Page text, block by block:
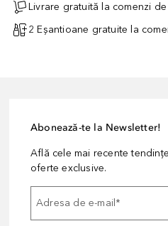
Livrare gratuită la comenzi de
2 Eșantioane gratuite la
Abonează-te la Newsletter!
Află cele mai recente
oferte exclusive.
Adresa de e-mail*